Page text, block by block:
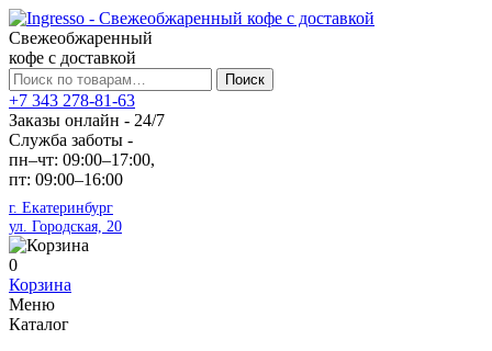
Свежеобжаренный
кофе с доставкой
Искать:
Поиск
+7 343 278-81-63
Заказы онлайн - 24/7
Служба заботы -
пн–чт: 09:00–17:00,
пт: 09:00–16:00
г. Екатеринбург
ул. Городская, 20
0
Корзина
Меню
Каталог